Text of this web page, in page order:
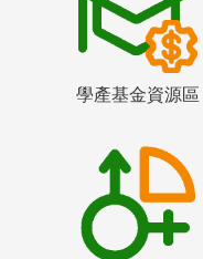
學產基金資源區